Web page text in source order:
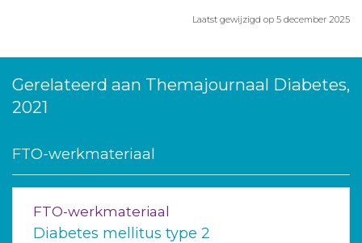
Laatst gewijzigd op 5 december 2025
Gerelateerd aan Themajournaal Diabetes,
2021
FTO-werkmateriaal
FTO-werkmateriaal
Diabetes mellitus type 2